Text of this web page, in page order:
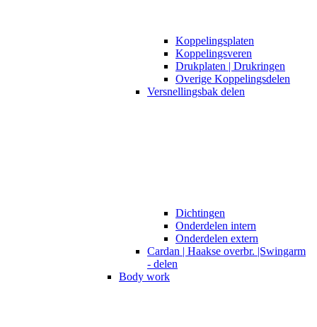
Koppelingsplaten
Koppelingsveren
Drukplaten | Drukringen
Overige Koppelingsdelen
Versnellingsbak delen
Dichtingen
Onderdelen intern
Onderdelen extern
Cardan | Haakse overbr. |Swingarm
- delen
Body work